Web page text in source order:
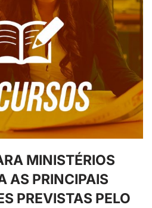
MINISTÉRIOS
AS PRINCIPAIS
PREVISTAS PELO